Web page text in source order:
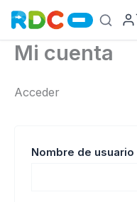
contenido
Mi cuenta
Acceder
Nombre de